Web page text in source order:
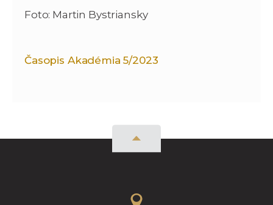
Foto: Martin Bystriansky
Časopis Akadémia 5/2023